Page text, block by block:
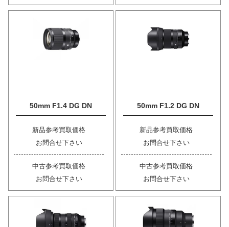
50mm F1.4 DG DN
新品参考買取価格
お問合せ下さい
中古参考買取価格
お問合せ下さい
50mm F1.2 DG DN
新品参考買取価格
お問合せ下さい
中古参考買取価格
お問合せ下さい